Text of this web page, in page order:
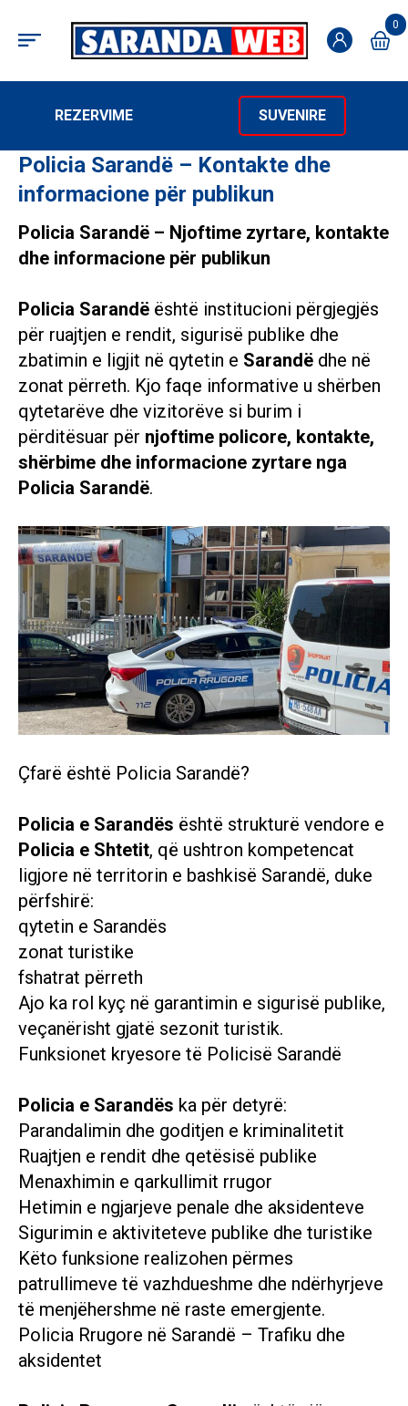
0
REZERVIME SUVENIRE
Policia Sarandë – Kontakte dhe
informacione për publikun
Policia Sarandë – Njoftime zyrtare, kontakte
dhe informacione për publikun
Policia Sarandë është institucioni përgjegjës
për ruajtjen e rendit, sigurisë publike dhe
zbatimin e ligjit në qytetin e Sarandë dhe në
zonat përreth. Kjo faqe informative u shërben
qytetarëve dhe vizitorëve si burim i
përditësuar për njoftime policore, kontakte,
shërbime dhe informacione zyrtare nga
Policia Sarandë.
Çfarë është Policia Sarandë?
Policia e Sarandës është strukturë vendore e
Policia e Shtetit, që ushtron kompetencat
ligjore në territorin e bashkisë Sarandë, duke
përfshirë:
qytetin e Sarandës
zonat turistike
fshatrat përreth
Ajo ka rol kyç në garantimin e sigurisë publike,
veçanërisht gjatë sezonit turistik.
Funksionet kryesore të Policisë Sarandë
Policia e Sarandës ka për detyrë:
Parandalimin dhe goditjen e kriminalitetit
Ruajtjen e rendit dhe qetësisë publike
Menaxhimin e qarkullimit rrugor
Hetimin e ngjarjeve penale dhe aksidenteve
Sigurimin e aktiviteteve publike dhe turistike
Këto funksione realizohen përmes
patrullimeve të vazhdueshme dhe ndërhyrjeve
të menjëhershme në raste emergjente.
Policia Rrugore në Sarandë – Trafiku dhe
aksidentet